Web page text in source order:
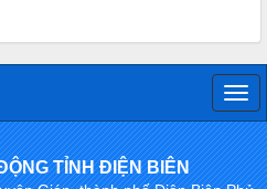
TỈNH ĐIỆN BIÊN